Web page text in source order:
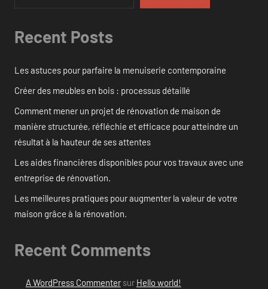
Recent Posts
Les astuces pour parfaire la menuiserie contemporaine
Créer des meubles en bois : processus détaillé
Comment mener un projet de rénovation de maison de
manière structurée, réfléchie et efficace pour atteindre un
résultat à la hauteur de ses attentes
Les aides financières disponibles pour vos travaux avec une
entreprise de rénovation.
Les meilleures pratiques pour augmenter la valeur de votre
maison grâce à la rénovation.
Recent Comments
A WordPress Commentersur Hello world!